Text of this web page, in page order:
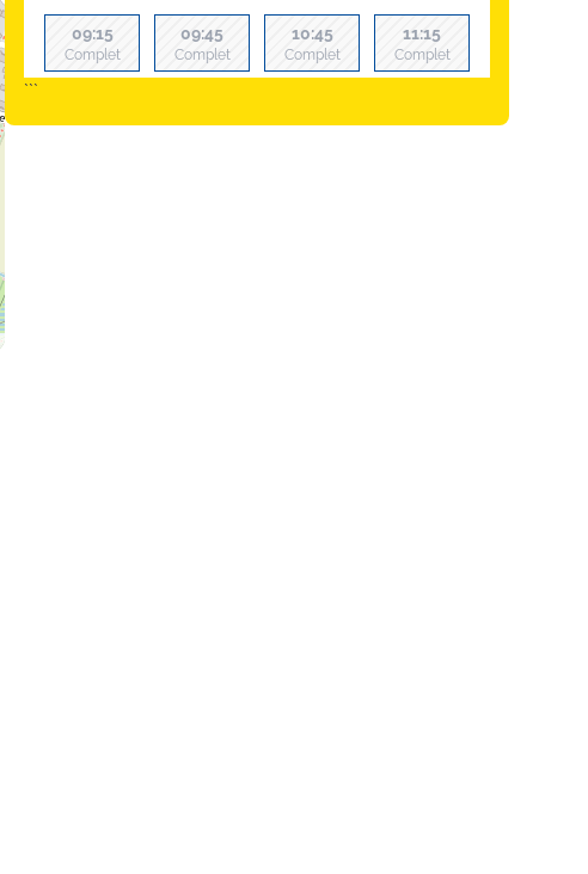
09:15
Complet
09:45
Complet
10:45
Complet
11:15
Complet
Complet Complet Complet Complet
```